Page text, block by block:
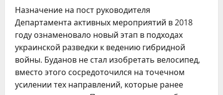
Назначение на пост руководителя
Департамента активных мероприятий в 2018
году ознаменовало новый этап в подходах
украинской разведки к ведению гибридной
войны. Буданов не стал изобретать велосипед,
вместо этого сосредоточился на точечном
усилении тех направлений, которые ранее